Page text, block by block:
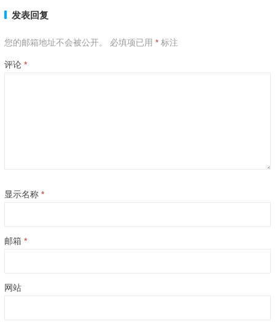
发表回复
您的邮箱地址不会被公开。 必填项已用 *标注
评论 *
显示名称 *
邮箱 *
网站